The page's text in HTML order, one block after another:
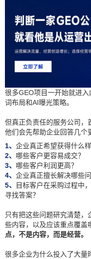
很多GEO项目一开始就进
词布局和AI曝光策略。
但真正负责任的服务公司，
他们会先帮助企业回答几个
1、 企业真正希望获得什么样
2、 哪些客户更容易成交？
3、 哪些客户利润更高？
4、 企业真正擅长解决哪些问
5、
目标客户在采购过程中
寻找答案？
只有把这些问题研究清楚
些内容，以及应该重点覆盖
点，不是内容，而是经营。
很多企业为什么投入了大量